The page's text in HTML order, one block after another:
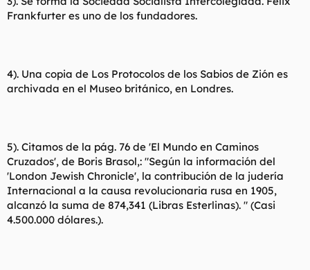
Frankfurter es uno de los fundadores.
4). Una copia de Los Protocolos de los Sabios de Zión es
archivada en el Museo británico, en Londres.
5). Citamos de la pág. 76 de 'El Mundo en Caminos
Cruzados', de Boris Brasol,: "Según la información del
'London Jewish Chronicle', la contribución de la judería
Internacional a la causa revolucionaria rusa en 1905,
alcanzó la suma de 874,341 (Libras Esterlinas). " (Casi
4.500.000 dólares.).